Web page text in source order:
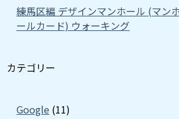
練馬区編 デザインマンホール (マン
ールカード) ウォーキング
カテゴリー
Google (11)